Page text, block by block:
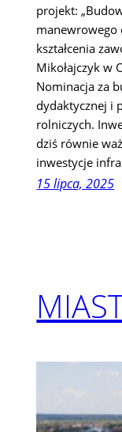
projekt:
manewrowego
kształcenia
Mikołajczyk w
Nominacja za
dydaktycznej i
rolniczych.
dziś równie
inwestycje
15 lipca, 2025